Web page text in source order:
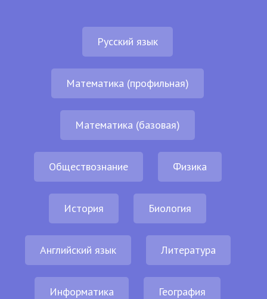
Русский язык
Математика (профильная)
Математика (базовая)
Обществознание Физика
История Биология
Английский язык Литература
Информатика География